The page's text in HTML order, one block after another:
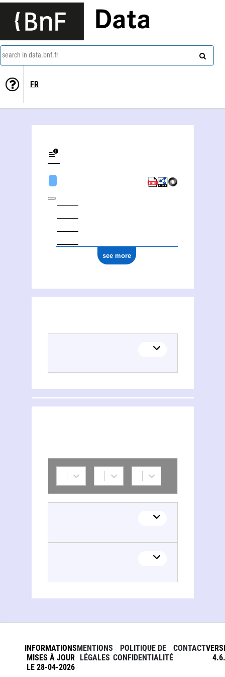
Data
search in data.bnf.fr
FR
see more
INFORMATIONS
MISES À JOUR
LE 28-04-2026
MENTIONS
LÉGALES
POLITIQUE DE
CONFIDENTIALITÉ
CONTACT